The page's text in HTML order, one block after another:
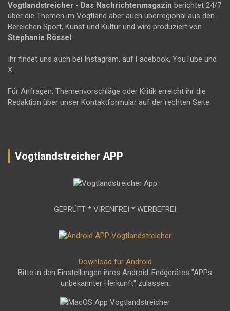
Vogtlandstreicher - Das Nachrichtenmagazin berichtet 24/7
über die Themen im Vogtland aber auch überregional aus den
Bereichen Sport, Kunst und Kultur und wird produziert von
Stephanie Rössel .
Ihr findet uns auch bei Instagram, auf Facebook, YouTube und
X.
Für Anfragen, Themenvorschläge oder Kritik erreicht ihr die
Redaktion über unser Kontaktformular auf der rechten Seite.
Vogtlandstreicher APP
GEPRÜFT * VIRENFREI * WERBEFREI
Download für Android
Bitte in den Einstellungen ihres Android-Endgerätes "APPs
unbekannter Herkunft" zulassen.